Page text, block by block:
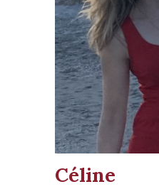
Céline